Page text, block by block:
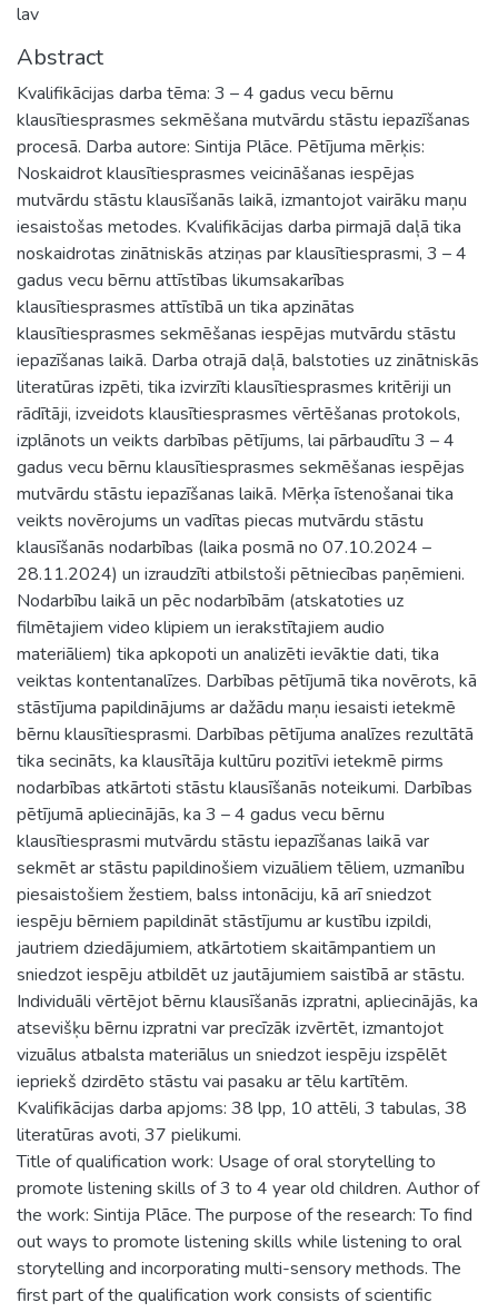
lav
Abstract
Kvalifikācijas darba tēma: 3 – 4 gadus vecu bērnu
klausītiesprasmes sekmēšana mutvārdu stāstu iepazīšanas
procesā. Darba autore: Sintija Plāce. Pētījuma mērķis:
Noskaidrot klausītiesprasmes veicināšanas iespējas
mutvārdu stāstu klausīšanās laikā, izmantojot vairāku maņu
iesaistošas metodes. Kvalifikācijas darba pirmajā daļā tika
noskaidrotas zinātniskās atziņas par klausītiesprasmi, 3 – 4
gadus vecu bērnu attīstības likumsakarības
klausītiesprasmes attīstībā un tika apzinātas
klausītiesprasmes sekmēšanas iespējas mutvārdu stāstu
iepazīšanas laikā. Darba otrajā daļā, balstoties uz zinātniskās
literatūras izpēti, tika izvirzīti klausītiesprasmes kritēriji un
rādītāji, izveidots klausītiesprasmes vērtēšanas protokols,
izplānots un veikts darbības pētījums, lai pārbaudītu 3 – 4
gadus vecu bērnu klausītiesprasmes sekmēšanas iespējas
mutvārdu stāstu iepazīšanas laikā. Mērķa īstenošanai tika
veikts novērojums un vadītas piecas mutvārdu stāstu
klausīšanās nodarbības (laika posmā no 07.10.2024 –
28.11.2024) un izraudzīti atbilstoši pētniecības paņēmieni.
Nodarbību laikā un pēc nodarbībām (atskatoties uz
filmētajiem video klipiem un ierakstītajiem audio
materiāliem) tika apkopoti un analizēti ievāktie dati, tika
veiktas kontentanalīzes. Darbības pētījumā tika novērots, kā
stāstījuma papildinājums ar dažādu maņu iesaisti ietekmē
bērnu klausītiesprasmi. Darbības pētījuma analīzes rezultātā
tika secināts, ka klausītāja kultūru pozitīvi ietekmē pirms
nodarbības atkārtoti stāstu klausīšanās noteikumi. Darbības
pētījumā apliecinājās, ka 3 – 4 gadus vecu bērnu
klausītiesprasmi mutvārdu stāstu iepazīšanas laikā var
sekmēt ar stāstu papildinošiem vizuāliem tēliem, uzmanību
piesaistošiem žestiem, balss intonāciju, kā arī sniedzot
iespēju bērniem papildināt stāstījumu ar kustību izpildi,
jautriem dziedājumiem, atkārtotiem skaitāmpantiem un
sniedzot iespēju atbildēt uz jautājumiem saistībā ar stāstu.
Individuāli vērtējot bērnu klausīšanās izpratni, apliecinājās, ka
atsevišķu bērnu izpratni var precīzāk izvērtēt, izmantojot
vizuālus atbalsta materiālus un sniedzot iespēju izspēlēt
iepriekš dzirdēto stāstu vai pasaku ar tēlu kartītēm.
Kvalifikācijas darba apjoms: 38 lpp, 10 attēli, 3 tabulas, 38
literatūras avoti, 37 pielikumi.
Title of qualification work: Usage of oral storytelling to
promote listening skills of 3 to 4 year old children. Author of
the work: Sintija Plāce. The purpose of the research: To find
out ways to promote listening skills while listening to oral
storytelling and incorporating multi-sensory methods. The
first part of the qualification work consists of scientific